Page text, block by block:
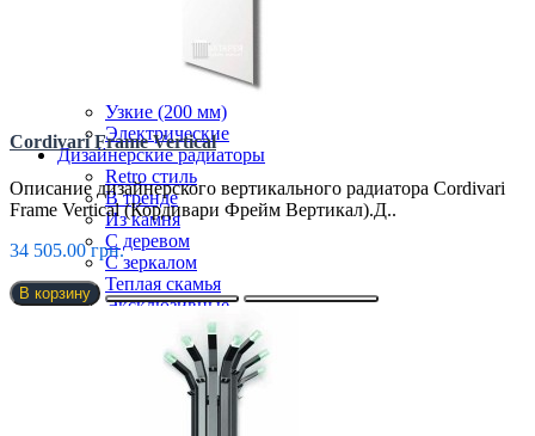
С дренажем
С притоком воздуха
Узкие (200 мм)
Электрические
Дизайнерские радиаторы
Retro стиль
В тренде
Из камня
С деревом
С зеркалом
Теплая скамья
Эксклюзивные
Трубчатые радиаторы
ДЛЯ ГОСТИНОЙ
ДЛЯ КУХНИ
Вертикальные радиаторы
Cordivari Frame Vertical
Описание дизайнерского вертикального радиатора Cordivari
Frame Vertical (Кордивари Фрейм Вертикал).Д..
34 505.00 грн.
В корзину